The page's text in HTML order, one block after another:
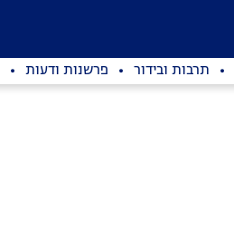
תרבות ובידור פרשנות ודעות